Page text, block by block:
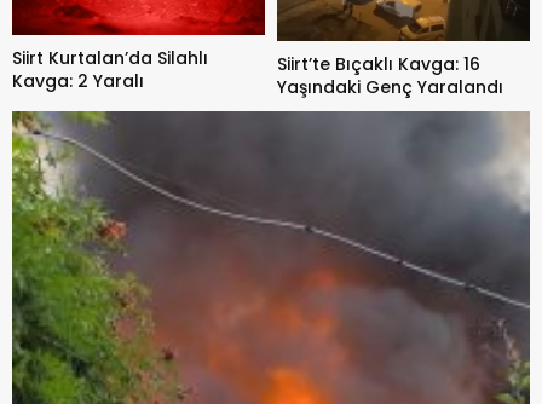
Siirt Kurtalan’da Silahlı
Kavga: 2 Yaralı
Siirt’te Bıçaklı Kavga: 16
Yaşındaki Genç Yaralandı